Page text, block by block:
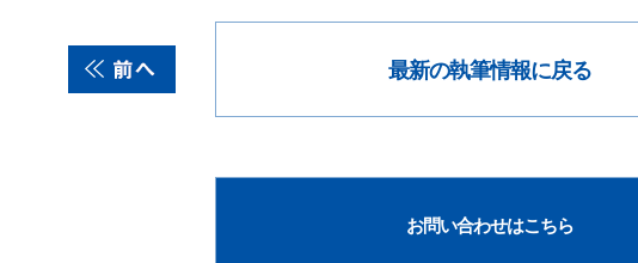
最新の執筆情報に戻る
お問い合わせはこちら